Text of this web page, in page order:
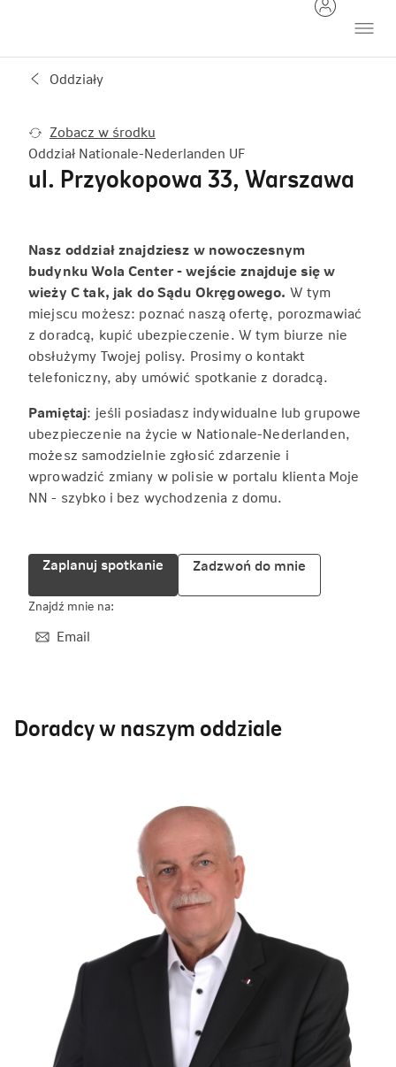
Oddziały
Zobacz w środku
Oddział Nationale-Nederlanden UF
ul. Przyokopowa 33, Warszawa
Nasz oddział znajdziesz w nowoczesnym
budynku Wola Center - wejście znajduje się w
wieży C tak, jak do Sądu Okręgowego. W tym
miejscu możesz: poznać naszą ofertę, porozmawiać
z doradcą, kupić ubezpieczenie. W tym biurze nie
obsłużymy Twojej polisy. Prosimy o kontakt
telefoniczny, aby umówić spotkanie z doradcą.
Pamiętaj: jeśli posiadasz indywidualne lub grupowe
ubezpieczenie na życie w Nationale-Nederlanden,
możesz samodzielnie zgłosić zdarzenie i
wprowadzić zmiany w polisie w portalu klienta Moje
NN - szybko i bez wychodzenia z domu.
Zaplanuj spotkanie Zadzwoń do mnie
Znajdź mnie na:
Email
Doradcy w naszym oddziale